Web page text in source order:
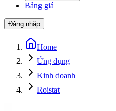
Bảng giá
Đăng nhập
Home
Ứng dụng
Kinh doanh
Roistat